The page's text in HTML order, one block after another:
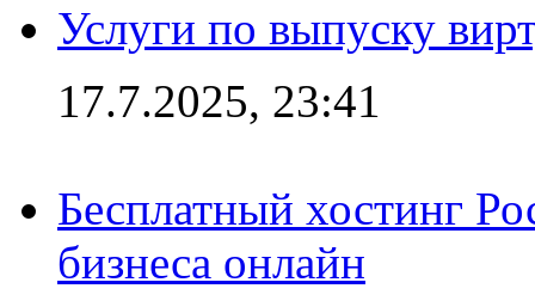
Услуги по выпуску
17.7.2025, 23:41
Бесплатный хостинг
бизнеса онлайн